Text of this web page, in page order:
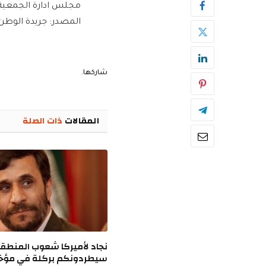
مجلس ادارة
المصدر: جريدة الوطن
شاركها.
المقالات ذات الصلة
نجاد لأميركا شعوب
سيطردونكم بركلة في